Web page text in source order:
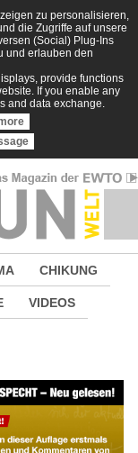
zu personalisieren,
die Zugriffe auf unsere
(Social) Plug-Ins
und erlauben den
provide functions
If you enable any
and data exchange.
CHIKUNG
VIDEOS